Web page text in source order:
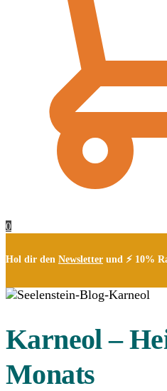
0
Hol dir den Newsletter und ⚡ 10%
Karneol –
Monats